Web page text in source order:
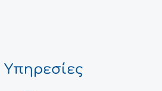
Υπηρεσίες